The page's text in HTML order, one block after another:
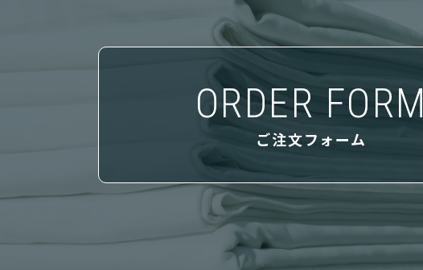
ORDER FORM
ご注文フォーム